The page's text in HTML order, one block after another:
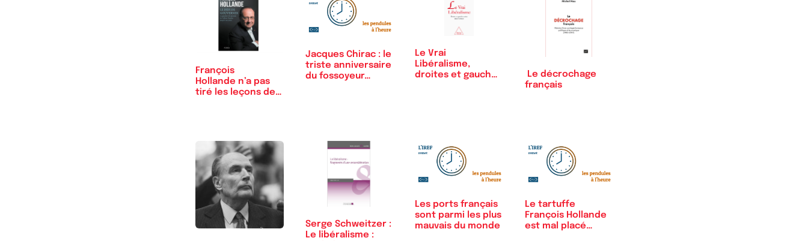
François
Hollande n’a pas
tiré les leçons de
Jacques Chirac : le
triste anniversaire
du fossoyeur…
Le Vrai
Libéralisme,
droites et gauches
Le décrochage
français
Serge Schweitzer :
Le libéralisme :
Les ports français
sont parmi les plus
mauvais du monde
Le tartuffe
François Hollande
est mal placé